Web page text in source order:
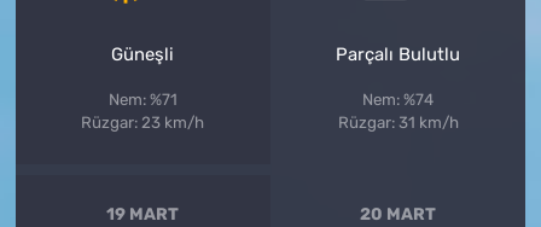
Güneşli
Nem: %71
Rüzgar: 23 km/h
Parçalı Bulutlu
Nem: %74
Rüzgar: 31 km/h
19 MART 20 MART